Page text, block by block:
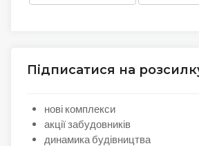
Підписатися на
нові комплекси
акції забудовників
динамика будівництва